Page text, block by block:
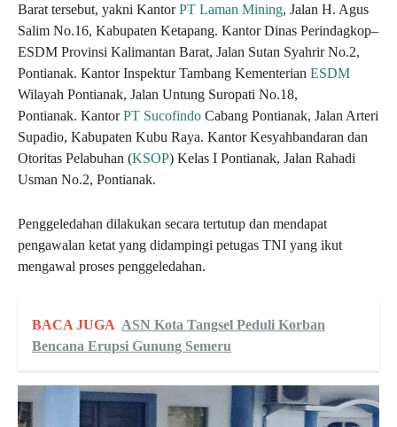
Barat tersebut, yakni KantorPT Laman Mining, Jalan H. Agus
Salim No.16, Kabupaten Ketapang. Kantor Dinas Perindagkop–
ESDM Provinsi Kalimantan Barat, Jalan Sutan Syahrir No.2,
Pontianak. Kantor Inspektur Tambang Kementerian ESDM
Wilayah Pontianak, Jalan Untung Suropati No.18,
Pontianak. KantorPT Sucofindo Cabang Pontianak, Jalan Arteri
Supadio, Kabupaten Kubu Raya. Kantor Kesyahbandaran dan
Otoritas Pelabuhan (KSOP) Kelas I Pontianak, Jalan Rahadi
Usman No.2, Pontianak.
Penggeledahan dilakukan secara tertutup dan mendapat
pengawalan ketat yang didampingi petugas TNI yang ikut
mengawal proses penggeledahan.
BACA JUGA ASN Kota Tangsel Peduli Korban
Bencana Erupsi Gunung Semeru